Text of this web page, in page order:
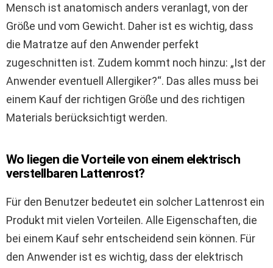
Mensch ist anatomisch anders veranlagt, von der
Größe und vom Gewicht. Daher ist es wichtig, dass
die Matratze auf den Anwender perfekt
zugeschnitten ist. Zudem kommt noch hinzu: „Ist der
Anwender eventuell Allergiker?“. Das alles muss bei
einem Kauf der richtigen Größe und des richtigen
Materials berücksichtigt werden.
Wo liegen die Vorteile von einem elektrisch
verstellbaren Lattenrost?
Für den Benutzer bedeutet ein solcher Lattenrost ein
Produkt mit vielen Vorteilen. Alle Eigenschaften, die
bei einem Kauf sehr entscheidend sein können. Für
den Anwender ist es wichtig, dass der elektrisch